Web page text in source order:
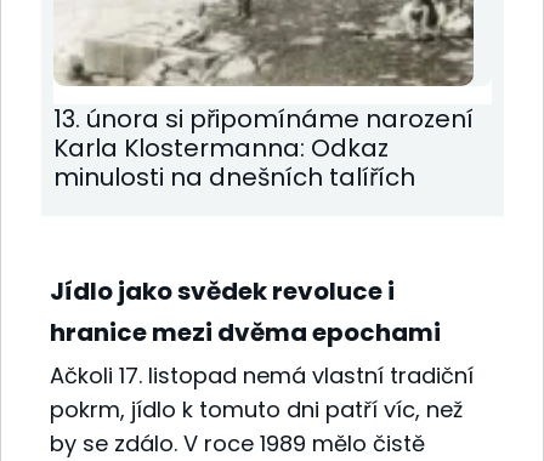
13. února si připomínáme narození
Karla Klostermanna: Odkaz
minulosti na dnešních talířích
Jídlo jako svědek revoluce i
hranice mezi dvěma epochami
Ačkoli 17. listopad nemá vlastní tradiční
pokrm, jídlo k tomuto dni patří víc, než
by se zdálo. V roce 1989 mělo čistě